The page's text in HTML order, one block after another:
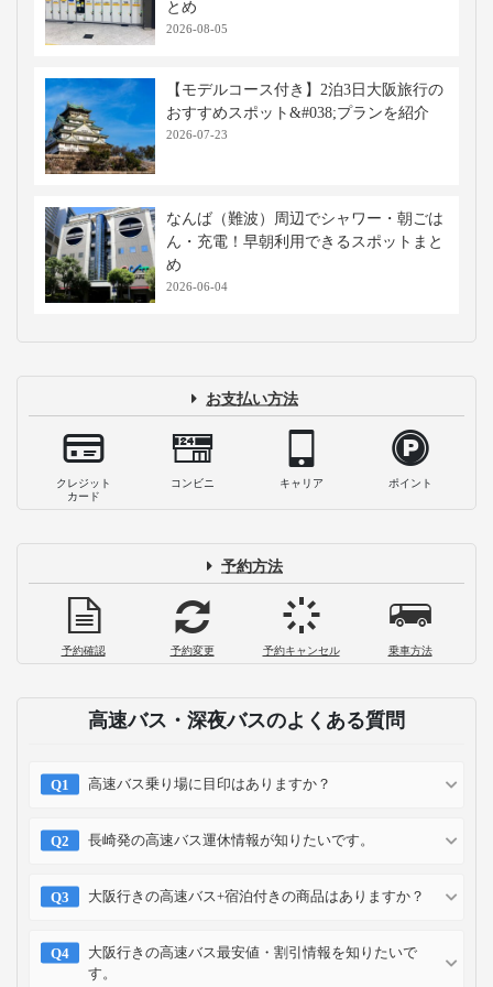
とめ
2026-08-05
【モデルコース付き】2泊3日大阪旅行の
おすすめスポット&#038;プランを紹介
2026-07-23
なんば（難波）周辺でシャワー・朝ごは
ん・充電！早朝利用できるスポットまと
め
2026-06-04
お支払い方法
クレジット
カード
コンビニ キャリア ポイント
予約方法
予約確認 予約変更 予約キャンセル 乗車方法
高速バス・深夜バスのよくある質問
高速バス乗り場に目印はありますか？
長崎発の高速バス運休情報が知りたいです。
大阪行きの高速バス+宿泊付きの商品はありますか？
大阪行きの高速バス最安値・割引情報を知りたいで
す。